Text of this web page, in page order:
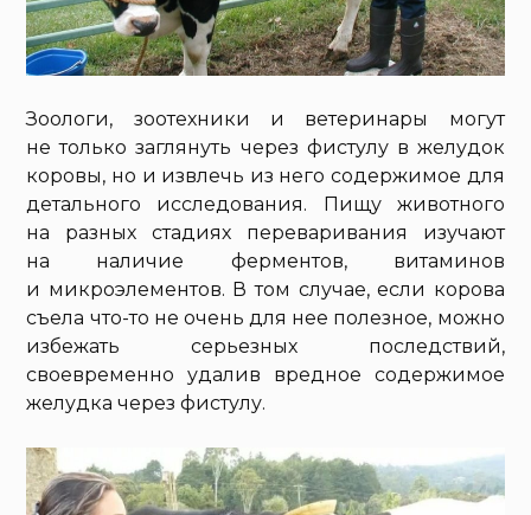
Зоологи, зоотехники и ветеринары могут
не только заглянуть через фистулу в желудок
коровы, но и извлечь из него содержимое для
детального исследования. Пищу животного
на разных стадиях переваривания изучают
на наличие ферментов, витаминов
и микроэлементов. В том случае, если корова
съела что-то не очень для нее полезное, можно
избежать серьезных последствий,
своевременно удалив вредное содержимое
желудка через фистулу.